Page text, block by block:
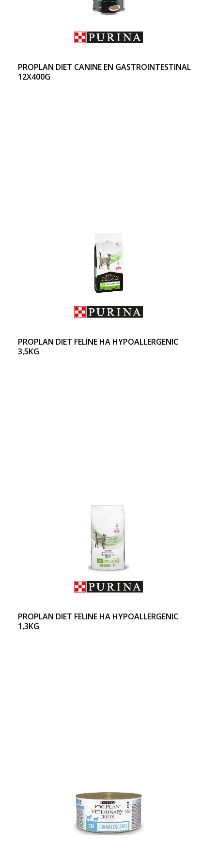
PROPLAN DIET CANINE EN GASTROINTESTINAL
12X400G
PROPLAN DIET FELINE HA HYPOALLERGENIC
3,5KG
PROPLAN DIET FELINE HA HYPOALLERGENIC
1,3KG